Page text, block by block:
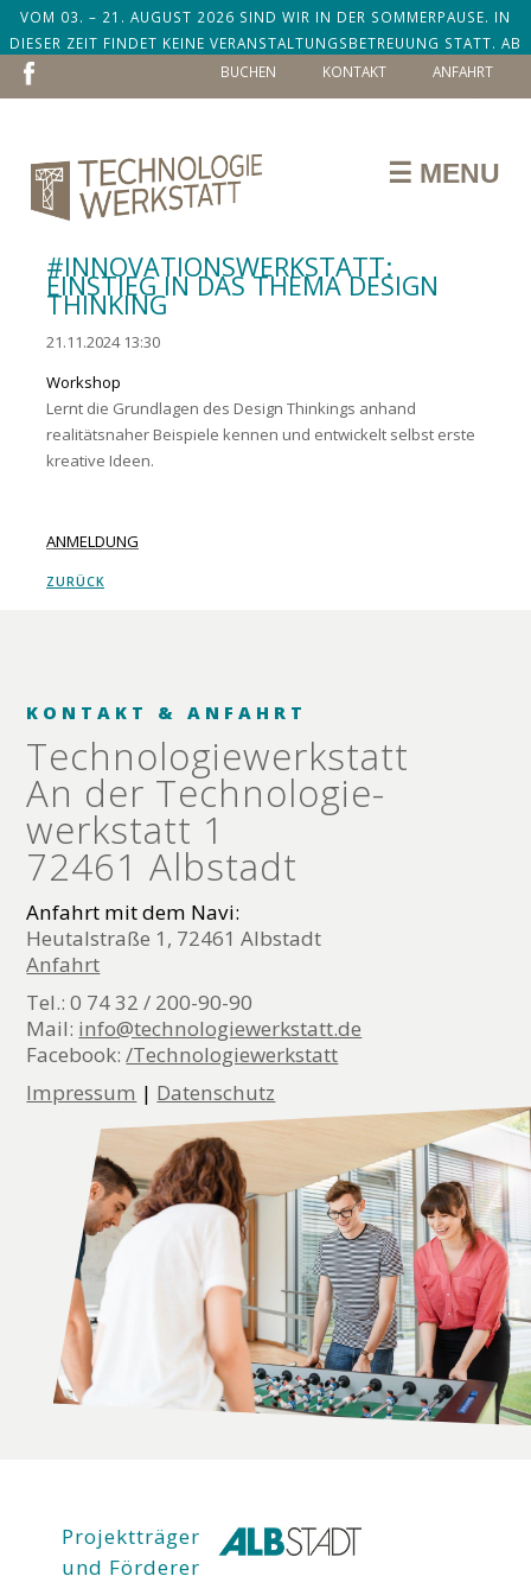
VOM 03. – 21. AUGUST 2026 SIND WIR IN DER SOMMERPAUSE. IN
DIESER ZEIT FINDET KEINE VERANSTALTUNGSBETREUUNG STATT. AB
DEM 24. AUGUST SIND WIR ZURÜCK!
NAVIGATION
ÜBERSPRINGEN
ANFAHRT
KONTAKT
BUCHEN
☰ MENU
#INNOVATIONSWERKSTATT:
EINSTIEG IN DAS THEMA DESIGN
THINKING
21.11.2024 13:30
Workshop
Lernt die Grundlagen des Design Thinkings anhand
realitätsnaher Beispiele kennen und entwickelt selbst erste
kreative Ideen.
ANMELDUNG
ZURÜCK
KONTAKT & ANFAHRT
Technologie­werkstatt
An der Technologie­
werkstatt 1
72461 Albstadt
Anfahrt mit dem Navi:
Heutalstraße 1, 72461 Albstadt
Anfahrt
Tel.: 0 74 32 / 200-90-90
Mail: info@technologiewerkstatt.de
Facebook:/Technologiewerkstatt
Impressum | Datenschutz
Projektträger
und Förderer